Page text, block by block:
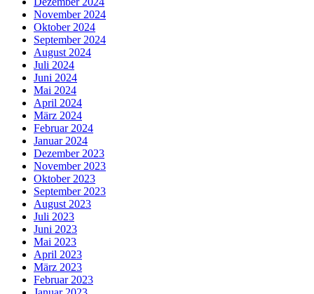
November 2024
Oktober 2024
September 2024
August 2024
Juli 2024
Juni 2024
Mai 2024
April 2024
März 2024
Februar 2024
Januar 2024
Dezember 2023
November 2023
Oktober 2023
September 2023
August 2023
Juli 2023
Juni 2023
Mai 2023
April 2023
März 2023
Februar 2023